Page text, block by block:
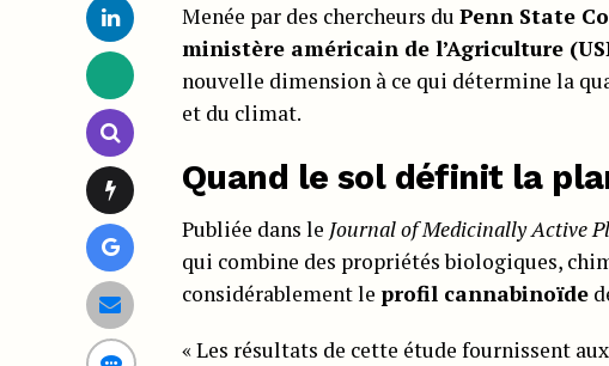
Menée par des chercheurs du Penn State
ministère américain de l’Agriculture
nouvelle dimension à ce qui détermine la
et du climat.
Quand le sol définit la
Publiée dans le Journal of Medicinally Active
qui combine des propriétés biologiques,
considérablement le profil cannabinoïde
« Les résultats de cette étude fournissent